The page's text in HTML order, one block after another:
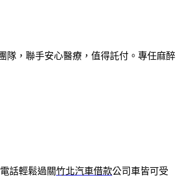
隊，聯手安心醫療，值得託付。專任麻醉
話輕鬆過關竹北汽車借款公司車皆可受